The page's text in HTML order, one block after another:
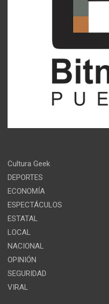
Cultura Geek
DEPORTES
ECONOMÍA
ESPECTÁCULOS
ESTATAL
LOCAL
NACIONAL
OPINIÓN
SEGURIDAD
VIRAL